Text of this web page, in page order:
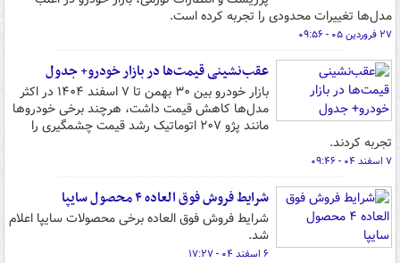
مدل‌ها تغییرات محدودی را تجربه کرده است.
۲۷ فروردین ۰۵ - ۰۹:۵۶
عقب‌نشینی‌ قیمت‌ها در بازار خودرو+ جدول
بازار خودرو بین ۳۰ بهمن تا ۷ اسفند ۱۴۰۴ در اکثر
مدل‌ها کاهش قیمت داشت، هرچند برخی خودروها
مانند پژو ۲۰۷ اتوماتیک رشد قیمت چشمگیری را
تجربه کردند.
۷ اسفند ۰۴ - ۰۹:۴۶
ﺷﺮﺍﯾﻂ ﻓﺮﻭﺵ ﻓﻮﻕ ﺍﻟﻌﺎﺩه ۴ ﻣﺤﺼﻮل سایپا
ﺷﺮﺍﯾﻂ ﻓﺮﻭﺵ ﻓﻮﻕ ﺍﻟﻌﺎﺩه ﺑﺮﺧﯽ ﻣﺤﺼﻮﻻﺕ ﺳﺎﯾﭙﺎ اعلام
شد.
۶ اسفند ۰۴ - ۱۷:۲۷